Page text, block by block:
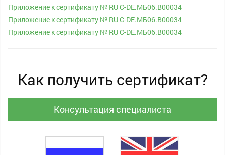
Приложение к сертификату № RU С-DE.МБ06.В00034
Приложение к сертификату № RU С-DE.МБ06.В00034
Приложение к сертификату № RU С-DE.МБ06.В00034
Как получить сертификат?
Консультация специалиста